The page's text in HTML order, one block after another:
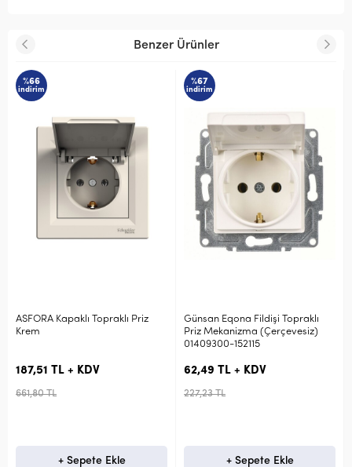
Benzer Ürünler
Kapaklı Topraklı Priz
TL + KDV
+ Sepete Ekle
Günsan Eqona Fildişi Topraklı
Priz Mekanizma (Çerçevesiz)
01409300-152115
62,49 TL + KDV
+ Sepete Ekle
Günsan
Priz F